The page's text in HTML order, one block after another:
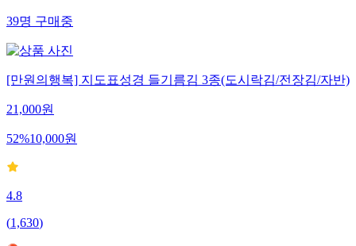
39명 구매중
[만원의행복] 지도표성경 들기름김 3종(도시락김/전장김/자반)
21,000원
52%10,000원
4.8
(1,630)